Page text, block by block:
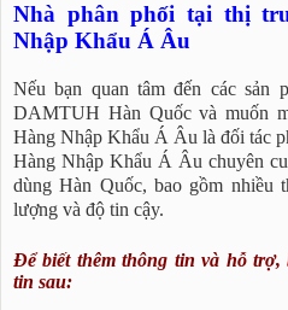
Nhà phân phối tại thị
Nhập Khẩu Á Âu
Nếu bạn quan tâm đến các sản
DAMTUH Hàn Quốc và muốn
Hàng Nhập Khẩu Á Âu là đối tác
Hàng Nhập Khẩu Á Âu chuyên
dùng Hàn Quốc, bao gồm nhiều
lượng và độ tin cậy.
Để biết thêm thông tin và hỗ trợ,
tin sau: